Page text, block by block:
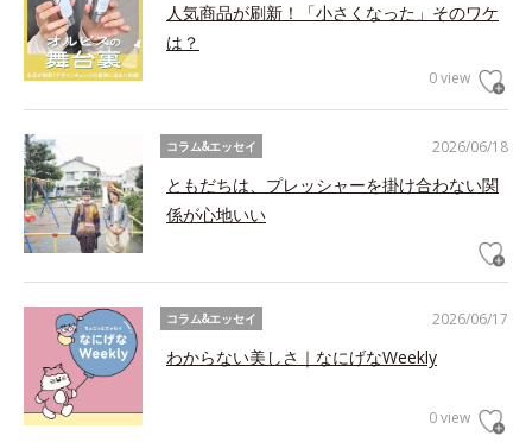
人気商品が刷新！「小さくなった」そのワケ
は？
0 view
2026/06/18
コラム&エッセイ
ともだちは、プレッシャーを掛け合わない関
係が心地いい
2026/06/17
コラム&エッセイ
わからない美しさ｜なにげなWeekly
0 view